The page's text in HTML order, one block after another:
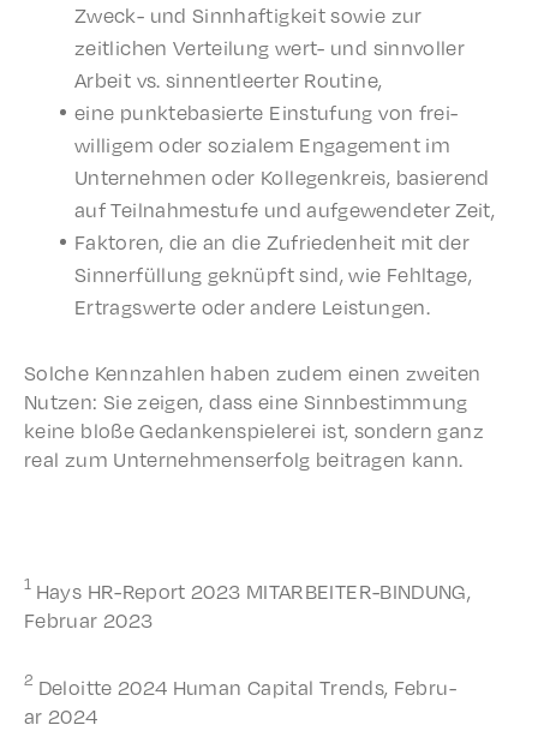
Zweck- und Sinnhaftigkeit sowie zur
zeitlichen Verteilung wert- und sinnvoller
Arbeit vs. sinnentleert­er Routine,
eine punk­te­basierte Einstu­fung von frei­
willigem oder sozialem Engage­ment im
Unternehmen oder Kolle­genkreis, basierend
auf Teil­nahmestufe und aufgewen­de­ter Zeit,
Faktoren, die an die Zufrieden­heit mit der
Sinner­fül­lung geknüpft sind, wie Fehlt­age,
Ertragswerte oder andere Leistungen.
Solche Kenn­zahlen haben zudem einen zweit­en
Nutzen: Sie zeigen, dass eine Sinnbes­tim­mung
keine bloße Gedanken­spiel­erei ist, sondern ganz
real zum Unternehmenser­folg beitra­gen kann.
1 Hays HR-Report 2023 MITARBEITER-BINDUNG,
Febru­ar 2023
2 Deloitte 2024 Human Capi­tal Trends, Febru­
ar 2024